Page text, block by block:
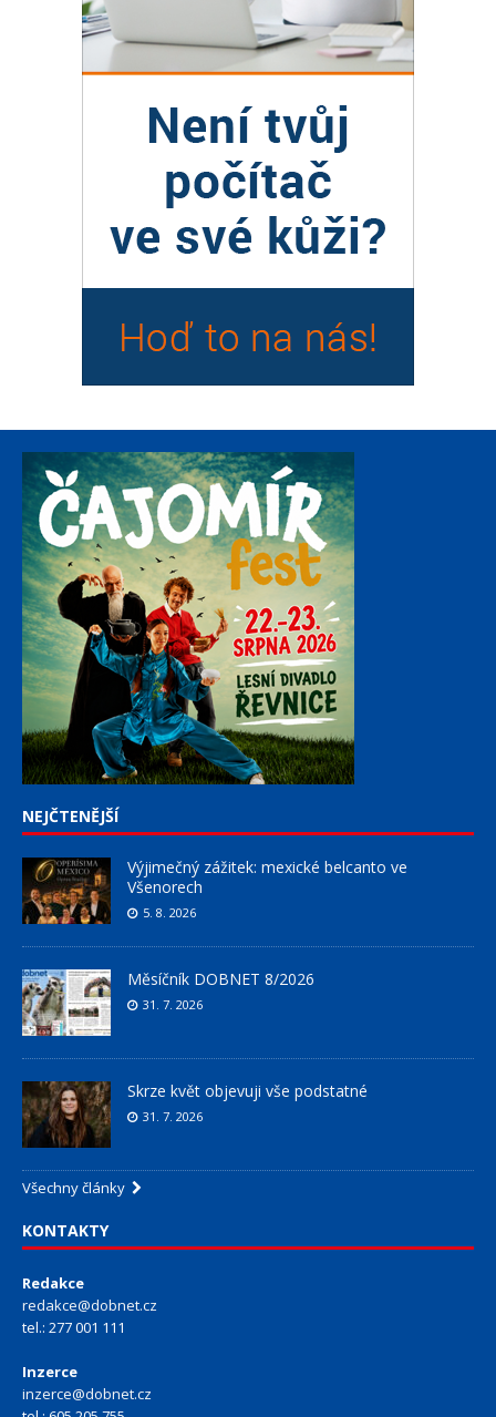
NEJČTENĚJŠÍ
Výjimečný zážitek: mexické belcanto ve
Všenorech
5. 8. 2026
Měsíčník DOBNET 8/2026
31. 7. 2026
Skrze květ objevuji vše podstatné
31. 7. 2026
Všechny články
KONTAKTY
Redakce
redakce@dobnet.cz
tel.: 277 001 111
Inzerce
inzerce@dobnet.cz